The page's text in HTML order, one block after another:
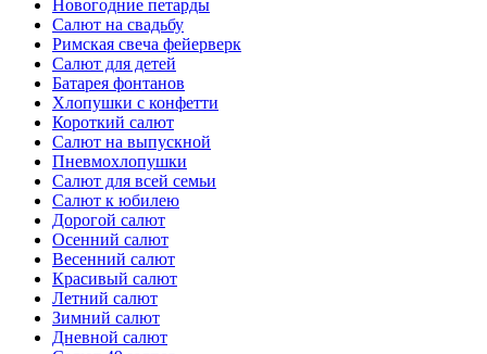
Новогодние петарды
Салют на свадьбу
Римская свеча фейерверк
Салют для детей
Батарея фонтанов
Хлопушки с конфетти
Короткий салют
Салют на выпускной
Пневмохлопушки
Салют для всей семьи
Салют к юбилею
Дорогой салют
Осенний салют
Весенний салют
Красивый салют
Летний салют
Зимний салют
Дневной салют